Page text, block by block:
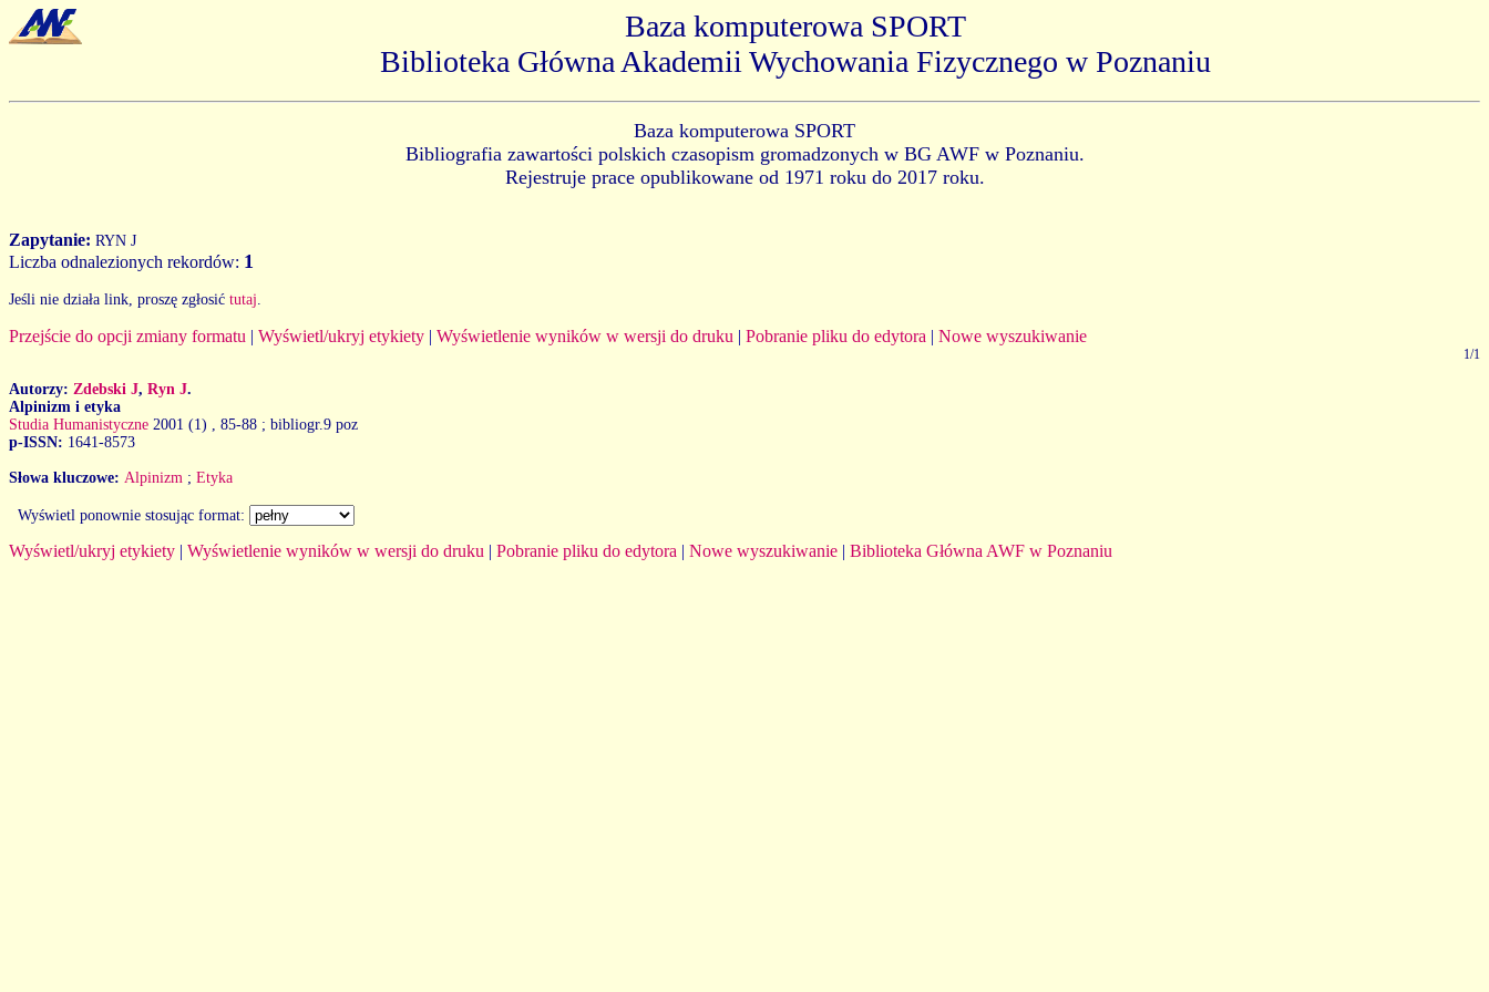
Baza komputerowa SPORT
Biblioteka Główna Akademii Wychowania Fizycznego w Poznaniu
Baza komputerowa SPORT
Bibliografia zawartości polskich czasopism gromadzonych w BG AWF w Poznaniu.
Rejestruje prace opublikowane od 1971 roku do 2017 roku.
Zapytanie: RYN J
Liczba odnalezionych rekordów: 1
Jeśli nie działa link, proszę zgłosić tutaj
Przejście do opcji zmiany formatu | Wyświetl/ukryj etykiety | Wyświetlenie wyników w wersji do druku | Pobranie pliku do edytora | Nowe wyszukiwanie
1/1
Autorzy: Zdebski J, Ryn J.
Alpinizm i etyka
Studia Humanistyczne 2001 (1)
, 85-88 ; bibliogr.9 poz
p-ISSN: 1641-8573
Słowa kluczowe: Alpinizm ; Etyka
Wyświetl ponownie stosując format:
Wyświetl/ukryj etykiety | Wyświetlenie wyników w wersji do druku | Pobranie pliku do edytora | Nowe wyszukiwanie | Biblioteka Główna AWF w Poznaniu